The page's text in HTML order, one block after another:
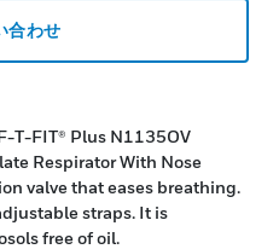
合わせ
T-FIT® Plus N1135OV
Respirator With Nose
valve that eases breathing.
straps. It is
free of oil.